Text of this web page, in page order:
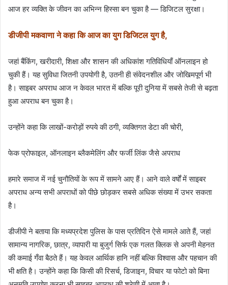
आज हर व्यक्ति के जीवन का अभिन्न हिस्सा बन चुका है — डिजिटल सुरक्षा।
डीजीपी मकवाणा ने कहा कि आज का युग डिजिटल युग है,
जहां बैंकिंग, खरीदारी, शिक्षा और शासन की अधिकांश गतिविधियाँ ऑनलाइन हो
चुकी हैं। यह सुविधा जितनी उपयोगी है, उतनी ही संवेदनशील और जोखिमपूर्ण भी
है। साइबर अपराध आज न केवल भारत में बल्कि पूरी दुनिया में सबसे तेजी से बढ़ता
हुआ अपराध बन चुका है।
उन्होंने कहा कि लाखों-करोड़ों रुपये की ठगी, व्यक्तिगत डेटा की चोरी,
फेक प्रोफाइल, ऑनलाइन ब्लैकमेलिंग और फर्जी लिंक जैसे अपराध
हमारे समाज में नई चुनौतियों के रूप में सामने आए हैं। आने वाले वर्षों में साइबर
अपराध अन्य सभी अपराधों को पीछे छोड़कर सबसे अधिक संख्या में उभर सकता
है।
डीजीपी ने बताया कि मध्यप्रदेश पुलिस के पास प्रतिदिन ऐसे मामले आते हैं, जहां
सामान्य नागरिक, छात्र, व्यापारी या बुजुर्ग सिर्फ एक गलत क्लिक से अपनी मेहनत
की कमाई गँवा बैठते हैं। यह केवल आर्थिक हानि नहीं बल्कि विश्वास और पहचान की
भी क्षति है। उन्होंने कहा कि किसी की रिसर्च, डिजाइन, विचार या फोटो को बिना